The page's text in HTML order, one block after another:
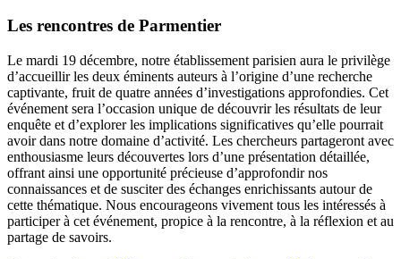
Les rencontres de Parmentier
Le mardi 19 décembre, notre établissement parisien aura le privilège
d’accueillir les deux éminents auteurs à l’origine d’une recherche
captivante, fruit de quatre années d’investigations approfondies. Cet
événement sera l’occasion unique de découvrir les résultats de leur
enquête et d’explorer les implications significatives qu’elle pourrait
avoir dans notre domaine d’activité. Les chercheurs partageront avec
enthousiasme leurs découvertes lors d’une présentation détaillée,
offrant ainsi une opportunité précieuse d’approfondir nos
connaissances et de susciter des échanges enrichissants autour de
cette thématique. Nous encourageons vivement tous les intéressés à
participer à cet événement, propice à la rencontre, à la réflexion et au
partage de savoirs.